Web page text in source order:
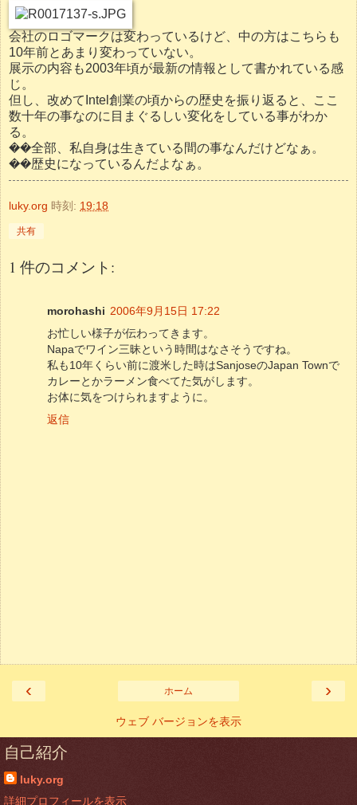
会社のロゴマークは変わっているけど、中の方はこちらも
10年前とあまり変わっていない。
展示の内容も2003年頃が最新の情報として書かれている感
じ。
但し、改めてIntel創業の頃からの歴史を振り返ると、ここ
数十年の事なのに目まぐるしい変化をしている事がわか
る。
��全部、私自身は生きている間の事なんだけどなぁ。
��歴史になっているんだよなぁ。
luky.org 時刻: 19:18
共有
1 件のコメント:
morohashi 2006年9月15日 17:22
お忙しい様子が伝わってきます。
Napaでワイン三昧という時間はなさそうですね。
私も10年くらい前に渡米した時はSanjoseのJapan Townで
カレーとかラーメン食べてた気がします。
お体に気をつけられますように。
返信
‹ ›
ホーム
ウェブ バージョンを表示
自己紹介
luky.org
詳細プロフィールを表示